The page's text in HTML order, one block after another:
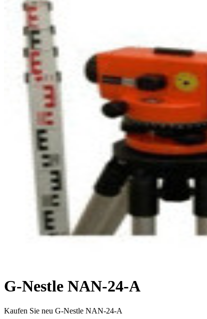
G-Nestle NAN-24-A
Kaufen Sie neu G-Nestle NAN-24-A